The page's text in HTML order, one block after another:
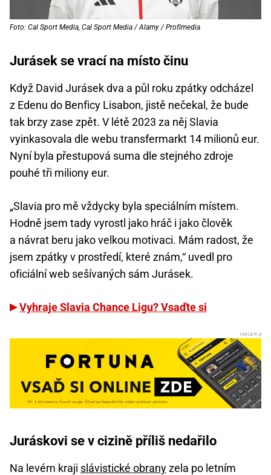
Foto: Cal Sport Media, Cal Sport Media / Alamy / Profimedia
Jurásek se vrací na místo činu
Když David Jurásek dva a půl roku zpátky odcházel
z Edenu do Benficy Lisabon, jistě nečekal, že bude
tak brzy zase zpět. V létě 2023 za něj Slavia
vyinkasovala dle webu transfermarkt 14 milionů eur.
Nyní byla přestupová suma dle stejného zdroje
pouhé tři miliony eur.
„Slavia pro mě vždycky byla speciálním místem.
Hodně jsem tady vyrostl jako hráč i jako člověk
a návrat beru jako velkou motivaci. Mám radost, že
jsem zpátky v prostředí, které znám,“ uvedl pro
oficiální web sešívaných sám Jurásek.
Vyhraje Slavia Chance Ligu? Vsaďte si
Juráskovi se v cizině příliš nedařilo
Na levém kraji slávistické obranyzela po letním